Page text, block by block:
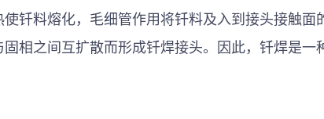
钎料熔化，毛细管作用将钎料及入到接头接触面
相之间互扩散而形成钎焊接头。因此，钎焊是一